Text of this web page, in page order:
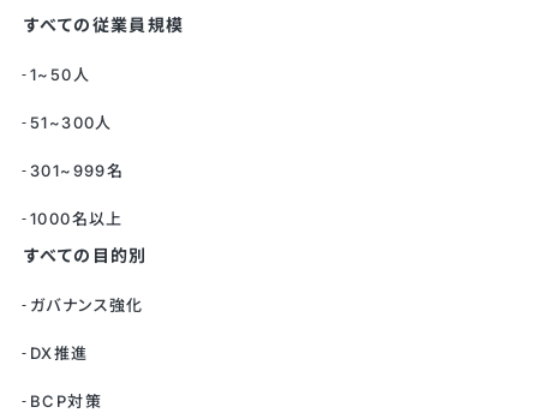
すべての従業員規模
1~50人
51~300人
301~999名
1000名以上
すべての目的別
ガバナンス強化
DX推進
BCP対策